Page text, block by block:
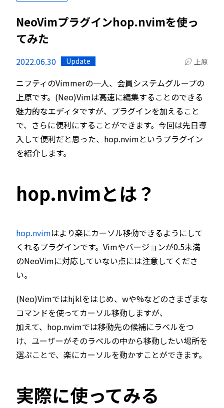
NeoVimプラグインhop.nvimを使っ
てみた
2022.06.30 Update 上原
ニフティのVimmerの一人、会員システムグループの
上原です。(Neo)Vimは高速に編集することのできる
魅力的なエディタですが、プラグインを加えること
で、さらに便利にすることができます。今回は先日導
入して便利だと思った、hop.nvimというプラグイン
を紹介します。
hop.nvimとは？
hop.nvimはより楽にカーソル移動できるようにして
くれるプラグインです。Vimやバージョンが0.5未満
のNeoVimに対応していない点には注意してくださ
い。
(Neo)Vimではhjklをはじめ、wや%などのさまざまな
コマンドを使ってカーソル移動しますが、
加えて、hop.nvimでは移動先の候補にラベルをつ
け、ユーザーがそのラベルの中から移動したい場所を
選ぶことで、楽にカーソルを動かすことができます。
実際に使ってみる